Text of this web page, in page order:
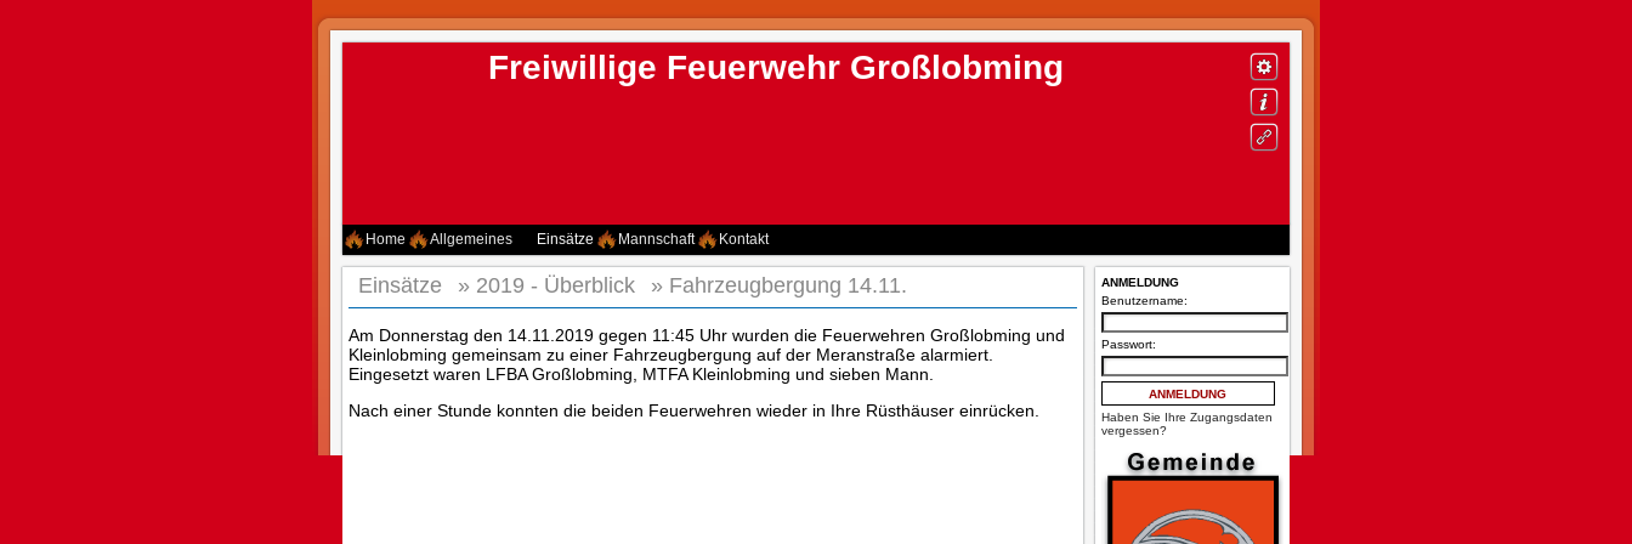
Freiwillige Feuerwehr Großlobming
Home Allgemeines Einsätze Mannschaft Kontakt
Einsätze » 2019 - Überblick » Fahrzeugbergung 14.11.
Am Donnerstag den 14.11.2019 gegen 11:45 Uhr wurden die Feuerwehren Großlobming und
Kleinlobming gemeinsam zu einer Fahrzeugbergung auf der Meranstraße alarmiert.
Eingesetzt waren LFBA Großlobming, MTFA Kleinlobming und sieben Mann.
Nach einer Stunde konnten die beiden Feuerwehren wieder in Ihre Rüsthäuser einrücken.
ANMELDUNG
Benutzername:
Passwort:
Haben Sie Ihre Zugangsdaten
vergessen?